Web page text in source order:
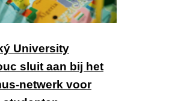
University
sluit aan bij het
netwerk voor